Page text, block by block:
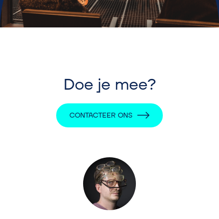
Doe je mee?
CONTACTEER ONS